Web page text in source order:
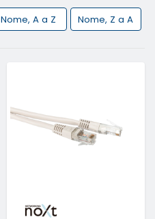
Nome, A a Z Nome, Z a A